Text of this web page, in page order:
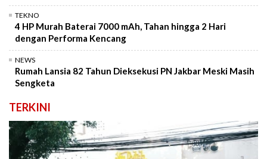
TEKNO
4 HP Murah Baterai 7000 mAh, Tahan hingga 2 Hari
dengan Performa Kencang
NEWS
Rumah Lansia 82 Tahun Dieksekusi PN Jakbar Meski Masih
Sengketa
TERKINI